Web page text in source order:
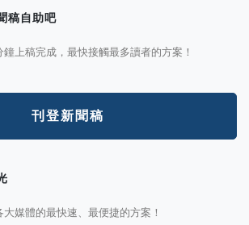
稿自助吧
上稿完成，最快接觸最多讀者的方案！
刊登新聞稿
媒體的最快速、最便捷的方案！